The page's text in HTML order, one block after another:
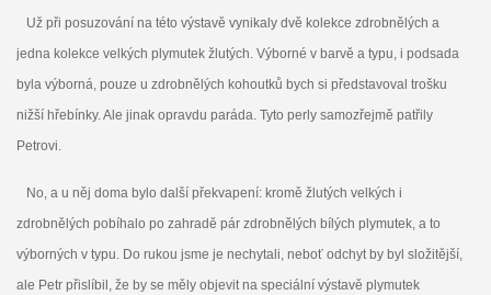
Už při posuzování na této výstavě vynikaly dvě kolekce zdrobnělých a
jedna kolekce velkých plymutek žlutých. Výborné v barvě a typu, i podsada
byla výborná, pouze u zdrobnělých kohoutků bych si představoval trošku
nižší hřebínky. Ale jinak opravdu paráda. Tyto perly samozřejmě patřily
Petrovi.
No, a u něj doma bylo další překvapení: kromě žlutých velkých i
zdrobnělých pobíhalo po zahradě pár zdrobnělých bílých plymutek, a to
výborných v typu. Do rukou jsme je nechytali, neboť odchyt by byl složitější,
ale Petr přislíbil, že by se měly objevit na speciální výstavě plymutek